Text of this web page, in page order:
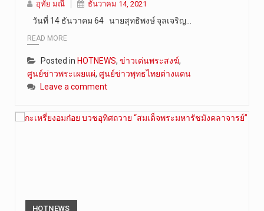
อุทัย มณี ธันวาคม 14, 2021
วันที่ 14 ธันวาคม 64 นายสุทธิพงษ์ จุลเจริญ…
READ MORE
Posted in HOTNEWS, ข่าวเด่นพระสงฆ์,
ศูนย์ข่าวพระเผยแผ่, ศูนย์ข่าวพุทธไทยต่างแดน
Leave a comment
HOTNEWS